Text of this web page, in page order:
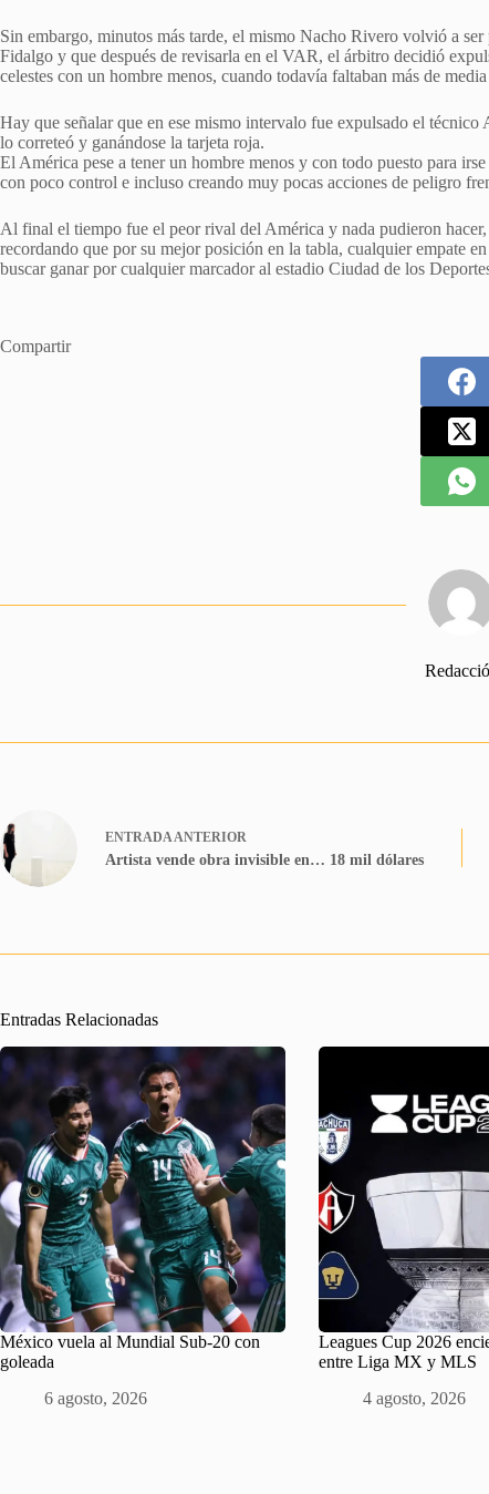
Sin embargo, minutos más tarde, el mismo Nacho Rivero volvió a
Fidalgo y que después de revisarla en el VAR, el árbitro decidió
celestes con un hombre menos, cuando todavía faltaban más de
Hay que señalar que en ese mismo intervalo fue expulsado el
lo correteó y ganándose la tarjeta roja.
El América pese a tener un hombre menos y con todo puesto para
con poco control e incluso creando muy pocas acciones de peligro
Al final el tiempo fue el peor rival del América y nada pudieron
recordando que por su mejor posición en la tabla, cualquier empate
buscar ganar por cualquier marcador al estadio Ciudad de los
Compartir
ENTRADAANTERIOR
Artista vende obra invisible en… 18 mil dólares
Entradas Relacionadas
México vuela al Mundial Sub-20 con
goleada
6 agosto, 2026
Leagues Cup 2026
entre Liga MX y MLS
4 agosto, 2026